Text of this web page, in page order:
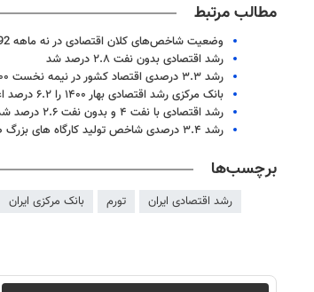
مطالب مرتبط
وضعیت شاخص‌های کلان اقتصادی در نه ماهه 92/ رشد اقتصادی؛ منفی 3.4 درصد
رشد اقتصادی بدون نفت ۲.۸ درصد شد
رشد ۳.۳ درصدی اقتصاد کشور در نیمه نخست ۱۴۰۰
بانک مرکزی رشد اقتصادی بهار ۱۴۰۰ را ۶.۲ درصد اعلام کرد
رشد اقتصادی با نفت ۴ و بدون نفت ۲.۶ درصد شد
رشد ۳.۴ درصدی شاخص تولید کارگاه های بزرگ صنعتی
برچسب‌ها
رشد اقتصادی ایران تورم بانک مرکزی ایران
روزنامه‌های اقتصادی شنبه ۱۷ مرداد ۱۴۰۵